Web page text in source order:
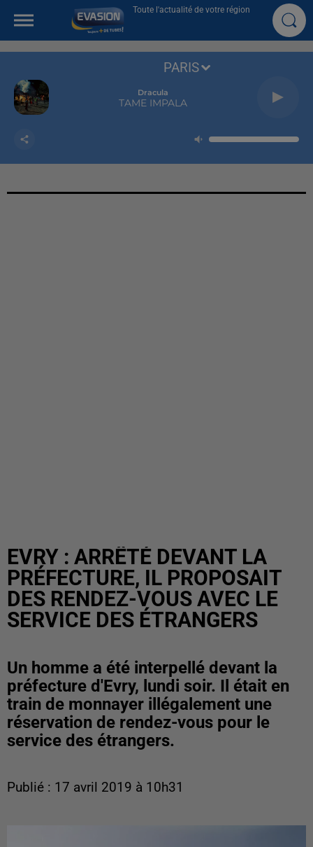
Toute l'actualité de votre région
Dracula
TAME IMPALA
PARIS
EVRY : ARRÊTÉ DEVANT LA
PRÉFECTURE, IL PROPOSAIT
DES RENDEZ-VOUS AVEC LE
SERVICE DES ÉTRANGERS
Un homme a été interpellé devant la
préfecture d'Evry, lundi soir. Il était en
train de monnayer illégalement une
réservation de rendez-vous pour le
service des étrangers.
Publié : 17 avril 2019 à 10h31